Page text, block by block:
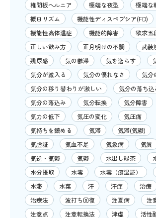
椎間板ヘルニア
極端な夜型
極端な
概日リズム
機能性ディスペプシア(FD)
機能性高体温症
機能的障害
欲求五
正しい飲み方
正月明けの不調
武装
残尿感
気の鬱滞 気を逸らす
気分が滅入る
気分の優れなさ
気分
気分の移り替わりが激しい
気分の落ち込
気分の落込み
気分転換
気分障害
気力の低下
気圧の変化
気圧痛
気持ちを鎮める
気滞 気滞(気鬱)
気虚証
気血不足 気象病 気質
気逆・気鬱
気鬱 水出し緑茶
水分摂取
水毒 水毒（痰湿証）
水滞
水菜 汗 汗症 治療
治療法
波打ち回復 注夏病
注
注意点
注意転換法 津虚
活性